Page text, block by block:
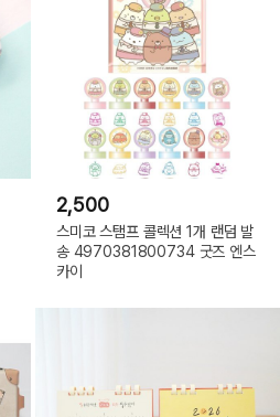
2,500
스미코 스탬프 콜렉션 1개 랜덤 발
송 4970381800734 굿즈 엔스
카이